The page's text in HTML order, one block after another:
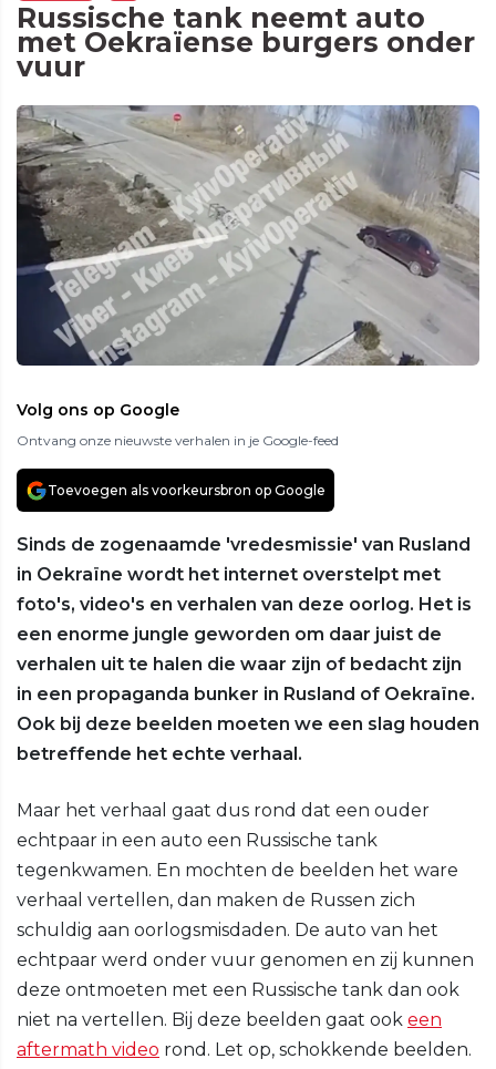
Russische tank neemt auto
met Oekraïense burgers onder
vuur
Volg ons op Google
Ontvang onze nieuwste verhalen in je Google-feed
Toevoegen als voorkeursbron op Google
Sinds de zogenaamde 'vredesmissie' van Rusland
in Oekraïne wordt het internet overstelpt met
foto's, video's en verhalen van deze oorlog. Het is
een enorme jungle geworden om daar juist de
verhalen uit te halen die waar zijn of bedacht zijn
in een propaganda bunker in Rusland of Oekraïne.
Ook bij deze beelden moeten we een slag houden
betreffende het echte verhaal.
Maar het verhaal gaat dus rond dat een ouder
echtpaar in een auto een Russische tank
tegenkwamen. En mochten de beelden het ware
verhaal vertellen, dan maken de Russen zich
schuldig aan oorlogsmisdaden. De auto van het
echtpaar werd onder vuur genomen en zij kunnen
deze ontmoeten met een Russische tank dan ook
niet na vertellen. Bij deze beelden gaat ook een
aftermath video rond. Let op, schokkende beelden.